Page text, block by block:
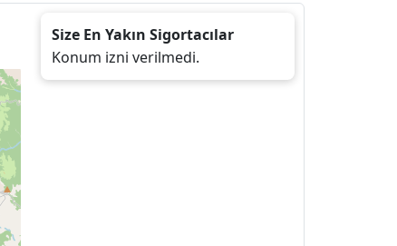
Size En Yakın Sigortacılar
Konum izni verilmedi.